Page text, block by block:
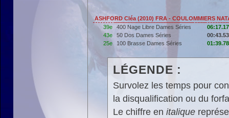
ASHFORD Cléa (2010) FRA - COULOMMIERS
39e
400 Nage Libre Dames Séries
06:17.17
43e
50 Dos Dames Séries
00:43.53
25e
100 Brasse Dames Séries 01:39.78
LÉGENDE :
Survolez les temps pour
la disqualification ou du
Le chiffre en italique